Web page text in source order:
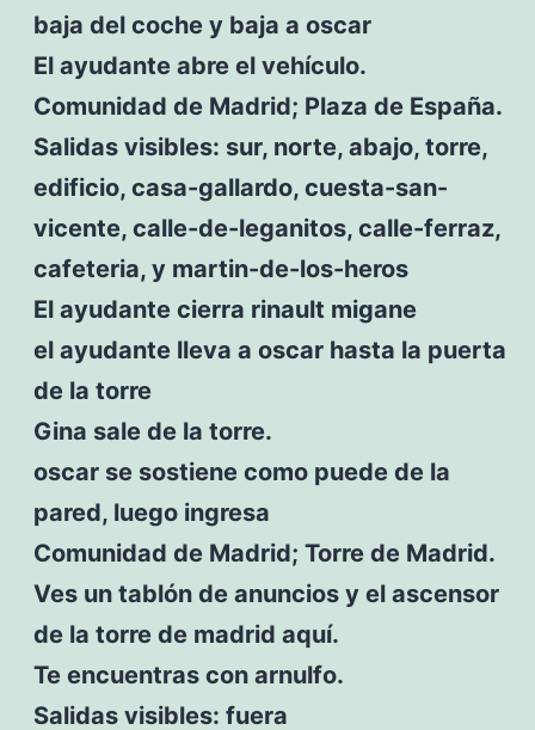
baja del coche y baja a oscar
El ayudante abre el vehículo.
Comunidad de Madrid; Plaza de España.
Salidas visibles: sur, norte, abajo, torre,
edificio, casa-gallardo, cuesta-san-
vicente, calle-de-leganitos, calle-ferraz,
cafeteria, y martin-de-los-heros
El ayudante cierra rinault migane
el ayudante lleva a oscar hasta la puerta
de la torre
Gina sale de la torre.
oscar se sostiene como puede de la
pared, luego ingresa
Comunidad de Madrid; Torre de Madrid.
Ves un tablón de anuncios y el ascensor
de la torre de madrid aquí.
Te encuentras con arnulfo.
Salidas visibles: fuera